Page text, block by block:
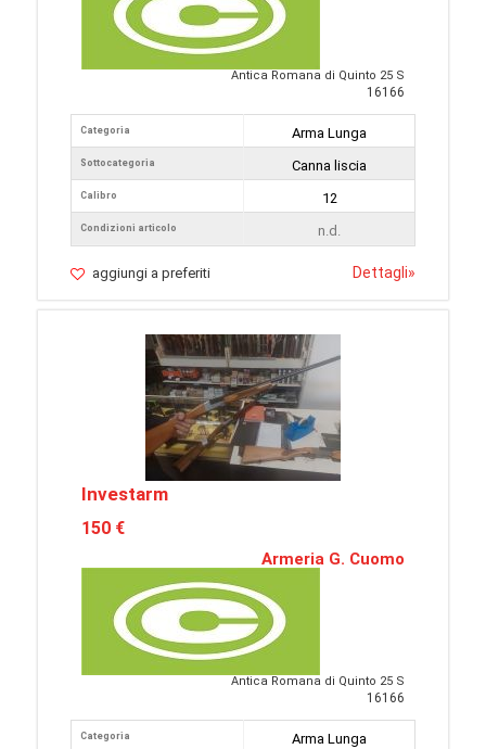
Antica Romana di Quinto 25 S
16166
Categoria
Sottocategoria
Calibro
Condizioni articolo
Arma Lunga
Canna liscia
12
n.d.
aggiungi a preferiti Dettagli»
Investarm
150 €
Armeria G. Cuomo
Antica Romana di Quinto 25 S
16166
Categoria
Arma Lunga